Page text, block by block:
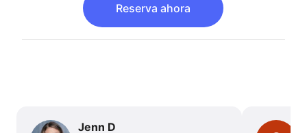
Reserva ahora
Jenn D